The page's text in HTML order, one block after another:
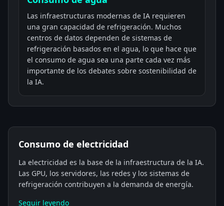
Las infraestructuras modernas de IA requieren
una gran capacidad de refrigeración. Muchos
centros de datos dependen de sistemas de
refrigeración basados en el agua, lo que hace que
el consumo de agua sea una parte cada vez más
importante de los debates sobre sostenibilidad de
la IA.
Consumo de electricidad
La electricidad es la base de la infraestructura de la IA.
Las GPU, los servidores, las redes y los sistemas de
refrigeración contribuyen a la demanda de energía.
Seguir leyendo